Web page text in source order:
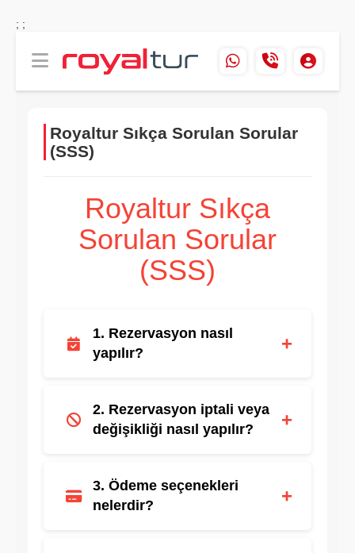
; ;
Royaltur Sıkça Sorulan Sorular
(SSS)
Royaltur Sıkça
Sorulan Sorular
(SSS)
1. Rezervasyon nasıl
yapılır?
+
sitemizi ziyaret edebilir, çağrı merkezimizi
arayabilir veya yetkili acentelerimizle
2. Rezervasyon iptali veya
değişikliği nasıl yapılır?
+
yeterlidir. İptal koşulları ve ücretlendirme,
seçilen tur veya paket türüne göre
3. Ödeme seçenekleri
nelerdir?
+